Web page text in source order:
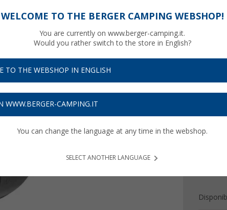
12,
Prezzi IVA
WELCOME TO THE BERGER CAMPING WEBSHOP!
You are currently on www.berger-camping.it.
Would you rather switch to the store in English?
TO THE WEBSHOP IN ENGLISH
WWW.BERGER-CAMPING.IT
You can change the language at any time in the webshop.
SELECT ANOTHER LANGUAGE